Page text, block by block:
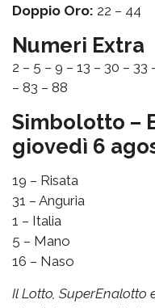
Doppio Oro: 22 – 44
Numeri Extra
2 – 5 – 9 – 13 – 30 – 33
– 83 – 88
Simbolotto –
giovedì 6
19 – Risata
31 – Anguria
1 – Italia
5 – Mano
16 – Naso
Il Lotto, SuperEnalotto